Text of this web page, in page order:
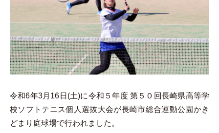
令和6年3月16日(土)に令和５年度 第５０回長崎県高等学
校ソフトテニス個人選抜大会が長崎市総合運動公園かき
どまり庭球場で行われました。